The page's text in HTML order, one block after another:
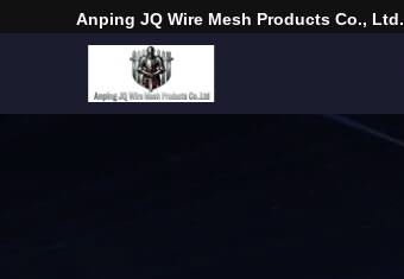
Anping JQ Wire Mesh Products Co., Ltd.